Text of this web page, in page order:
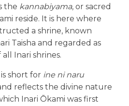
the kannabiyama, or sacred
reside. It is here where
a shrine, known
Taisha and regarded as
Inari shrines.
short for ine ni naru
reflects the divine nature
Inari Ōkami was first